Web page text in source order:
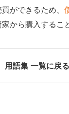
ができるため、
から購入するこ
用語集 一覧に戻る